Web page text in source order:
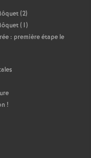
(2)
(1)
: première étape le
!